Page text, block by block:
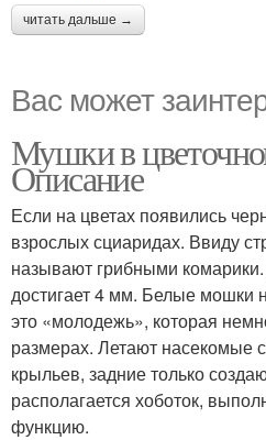
читать дальше →
Вас может
Мушки в
Описание
Если на цветах появились
взрослых сциаридах. Ввиду
называют грибными
достигает 4 мм. Белые мошки
это «молодежь», которая
размерах. Летают
крыльев, задние только
располагается хоботок,
функцию.